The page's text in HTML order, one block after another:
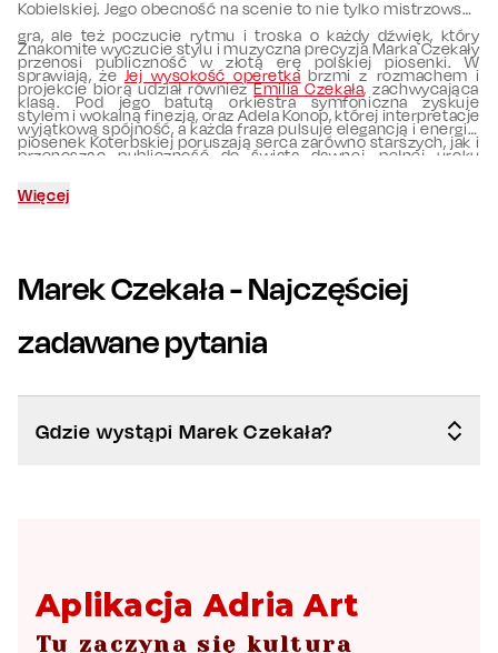
Kobielskiej. Jego obecność na scenie to nie tylko mistrzowska
gra, ale też poczucie rytmu i troska o każdy dźwięk, który
przenosi publiczność w złotą erę polskiej piosenki. W
projekcie biorą udział równieżEmilia Czekała, zachwycająca
stylem i wokalną finezją, oraz Adela Konop, której interpretacje
piosenek Koterbskiej poruszają serca zarówno starszych, jak i
Znakomite wyczucie stylu i muzyczna precyzja Marka Czekały
sprawiają, że Jej wysokość operetka brzmi z rozmachem i
klasą. Pod jego batutą orkiestra symfoniczna zyskuje
wyjątkową spójność, a każda fraza pulsuje elegancją i energią,
przenosząc publiczność do świata dawnej, pełnej uroku
nadadzą utworom Straussa wyjątkowej głębi. Jego obecność
artystyczną, pozwalając publiczności usłyszeć klasyczne
takie interpretacje sprawiają, że muzyka sprzed wieków wciąż
potrafi zachwycać i poruszać serca współczesnych
Więcej
Marek Czekała- Najczęściej
zadawane pytania
Gdzie wystąpi Marek Czekała?
Aplikacja Adria Art
Tu zaczyna się kultura